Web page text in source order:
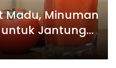
Madu, Minuman
Jantung